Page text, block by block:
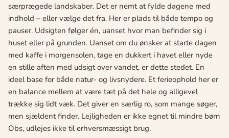
særprægede landskaber. Det er nemt at fylde dagene med
indhold – eller vælge det fra. Her er plads til både tempo og
pauser. Udsigten følger én, uanset hvor man befinder sig i
huset eller på grunden. Uanset om du ønsker at starte dagen
med kaffe i morgensolen, tage en dukkert i havet eller nyde
en stille aften med udsigt over vandet, er dette stedet. En
ideel base for både natur- og livsnydere. Et ferieophold her er
en balance mellem at være tæt på det hele og alligevel
trække sig lidt væk. Det giver en særlig ro, som mange søger,
men sjældent finder. Lejligheden er ikke egnet til mindre børn
Obs, udlejes ikke til erhversmæssigt brug.